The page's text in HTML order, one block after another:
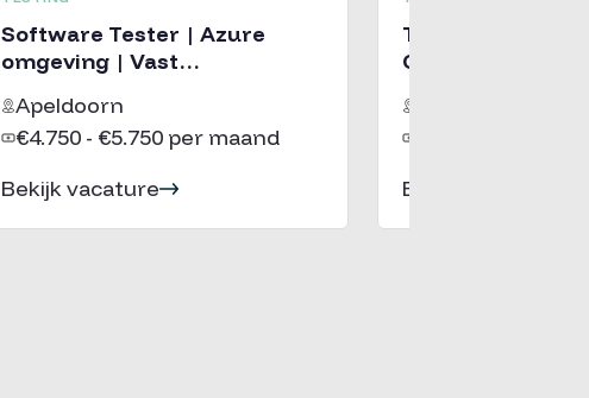
Software Tester | Azure
omgeving | Vast
Apeldoorn
€4.750 - €5.750 per maand
Bekijk vacature
Test
Consultancy |
Bekijk vacature